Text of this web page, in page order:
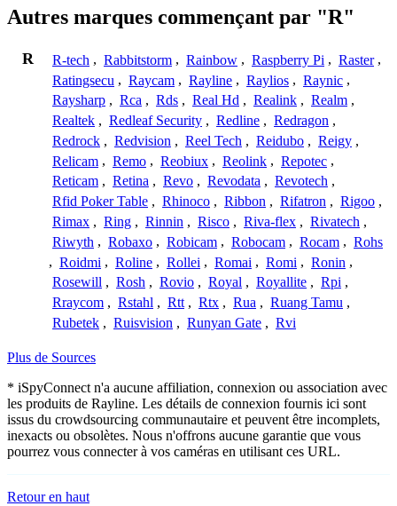
Autres marques commençant par "R"
R R-tech , Rabbitstorm , Rainbow , Raspberry Pi , Raster ,
Ratingsecu , Raycam , Rayline , Raylios , Raynic ,
Raysharp , Rca , Rds , Real Hd , Realink , Realm ,
Realtek , Redleaf Security , Redline , Redragon ,
Redrock , Redvision , Reel Tech , Reidubo , Reigy ,
Relicam , Remo , Reobiux , Reolink , Repotec ,
Reticam , Retina , Revo , Revodata , Revotech ,
Rfid Poker Table , Rhinoco , Ribbon , Rifatron , Rigoo ,
Rimax , Ring , Rinnin , Risco , Riva-flex , Rivatech ,
Riwyth , Robaxo , Robicam , Robocam , Rocam , Rohs
, Roidmi , Roline , Rollei , Romai , Romi , Ronin ,
Rosewill , Rosh , Rovio , Royal , Royallite , Rpi ,
Rraycom , Rstahl , Rtt , Rtx , Rua , Ruang Tamu ,
Rubetek , Ruisvision , Runyan Gate , Rvi
Plus de Sources
* iSpyConnect n'a aucune affiliation, connexion ou association avec
les produits de Rayline. Les détails de connexion fournis ici sont
issus du crowdsourcing communautaire et peuvent être incomplets,
inexacts ou obsolètes. Nous n'offrons aucune garantie que vous
pourrez vous connecter à vos caméras en utilisant ces URL.
Retour en haut